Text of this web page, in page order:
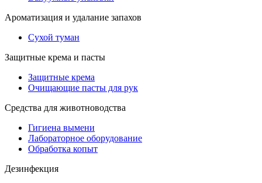
Ароматизация и удалание запахов
Сухой туман
Защитные крема и пасты
Защитные крема
Очищающие пасты для рук
Средства для животноводства
Гигиена вымени
Лабораторное оборудование
Обработка копыт
Дезинфекция